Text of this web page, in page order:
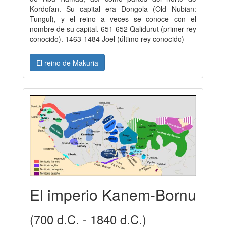
Kordofan. Su capital era Dongola (Old Nubian:
Tungul), y el reino a veces se conoce con el
nombre de su capital. 651-652 Qalidurut (primer rey
conocido). 1463-1484 Joel (último rey conocido)
El reino de Makuria
El imperio Kanem-Bornu
(700 d.C. - 1840 d.C.)